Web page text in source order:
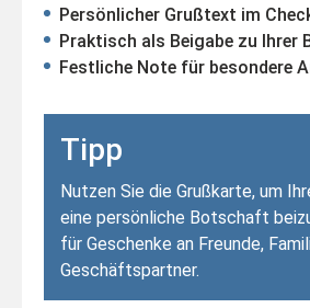
Persönlicher Grußtext im
Praktisch als Beigabe zu Ihrer
Festliche Note für besondere
Tipp
Nutzen Sie die Grußkarte, um
eine persönliche Botschaft
für Geschenke an Freunde,
Geschäftspartner.